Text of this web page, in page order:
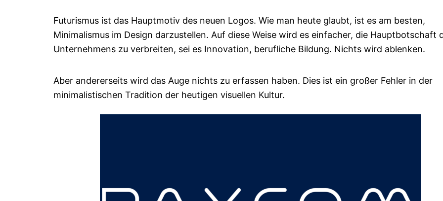
Futurismus ist das Hauptmotiv des neuen Logos. Wie man heute glaubt, ist es am besten,
Minimalismus im Design darzustellen. Auf diese Weise wird es einfacher, die Hauptbotschaft
Unternehmens zu verbreiten, sei es Innovation, berufliche Bildung. Nichts wird ablenken.
Aber andererseits wird das Auge nichts zu erfassen haben. Dies ist ein großer Fehler in der
minimalistischen Tradition der heutigen visuellen Kultur.